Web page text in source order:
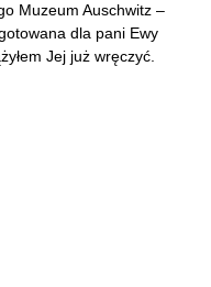
Muzeum Auschwitz –
dla pani Ewy
Jej już wręczyć.